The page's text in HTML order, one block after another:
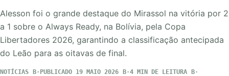
Alesson foi o grande destaque do Mirassol na vitória por 2
a 1 sobre o Always Ready, na Bolívia, pela Copa
Libertadores 2026, garantindo a classificação antecipada
do Leão para as oitavas de final.
NOTÍCIAS PUBLICADO 19 MAIO 2026
4 MIN DE LEITURA